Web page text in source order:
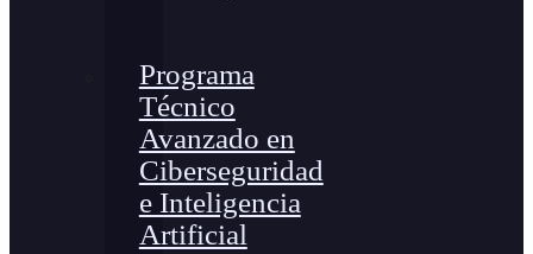
Programa
Técnico
Avanzado en
Ciberseguridad
e Inteligencia
Artificial